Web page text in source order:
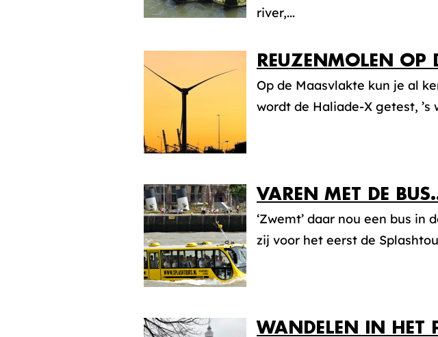
river,...
REUZENMOLEN OP
Op de Maasvlakte kun je al
wordt de Haliade-X getest,
VAREN MET DE
‘Zwemt’ daar nou een bus in
zij voor het eerst de
WANDELEN IN HET